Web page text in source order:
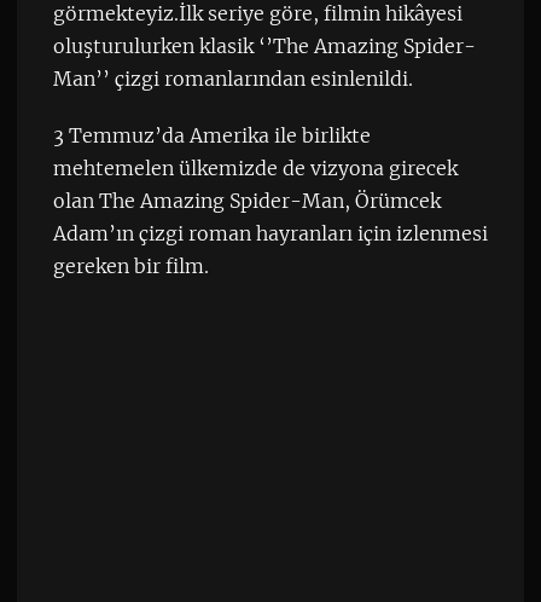
görmekteyiz.İlk seriye göre, filmin hikâyesi
oluşturulurken klasik ‘’The Amazing Spider-
Man’’ çizgi romanlarından esinlenildi.
3 Temmuz’da Amerika ile birlikte
mehtemelen ülkemizde de vizyona girecek
olan The Amazing Spider-Man, Örümcek
Adam’ın çizgi roman hayranları için izlenmesi
gereken bir film.